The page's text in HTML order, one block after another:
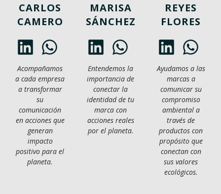
CARLOS
CAMERO
Acompañamos
a cada empresa
a transformar
su
comunicación
en acciones que
generan
impacto
positivo para el
planeta.
MARISA
SÁNCHEZ
Entendemos la
importancia de
conectar la
identidad de tu
marca con
acciones reales
por el planeta.
REYES
FLORES
Ayudamos a las
marcas a
comunicar su
compromiso
ambiental a
través de
productos con
propósito que
conectan con
sus valores
ecológicos.